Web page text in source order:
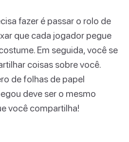
fazer é passar o rolo de
que cada jogador pegue
Em seguida, você se
coisas sobre você.
de folhas de papel
deve ser o mesmo
você compartilha!